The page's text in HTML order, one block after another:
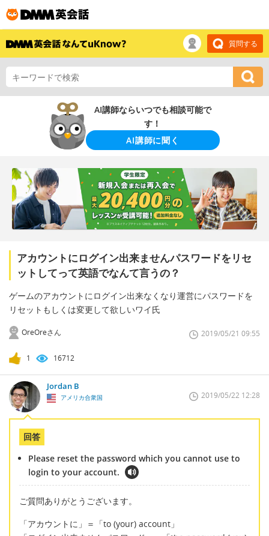
質問する
AI講師ならいつでも相談可能で
す！
AI講師に聞く
アカウントにログイン出来ませんパスワードをリセ
ットしてって英語でなんて言うの？
ゲームのアカウントにログイン出来なくなり運営にパスワードを
リセットもしくは変更して欲しいワイ氏
OreOreさん 2019/05/21 09:55
1 16712
Jordan B
アメリカ合衆国 2019/05/22 12:28
回答
Please reset the password which you cannot use to
login to your account.
ご質問ありがとうございます。
「アカウントに」＝「to (your) account」